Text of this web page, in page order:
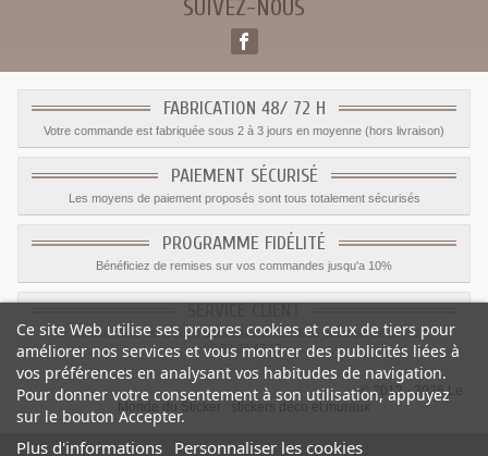
SUIVEZ-NOUS
FABRICATION 48/ 72 H
Votre commande est fabriquée sous 2 à 3 jours en moyenne (hors livraison)
PAIEMENT SÉCURISÉ
Les moyens de paiement proposés sont tous totalement sécurisés
PROGRAMME FIDÉLITÉ
Bénéficiez de remises sur vos commandes jusqu'a 10%
Le service client est a votre disposition du lundi au vendredi de 8h à 17h
09.82.28.47.69.
© 2012 - 2026 Le
Monde du Sticker :
stickers déco et muraux
Ce site Web utilise ses propres cookies et ceux de tiers pour
améliorer nos services et vous montrer des publicités liées à
vos préférences en analysant vos habitudes de navigation.
Pour donner votre consentement à son utilisation, appuyez
sur le bouton Accepter.
Plus d'informations Personnaliser les cookies